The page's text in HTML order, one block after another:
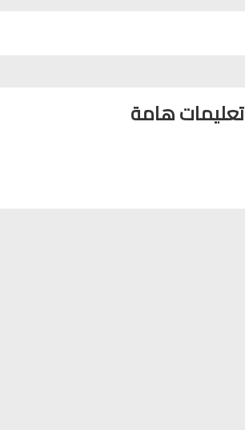
تعليمات هامة